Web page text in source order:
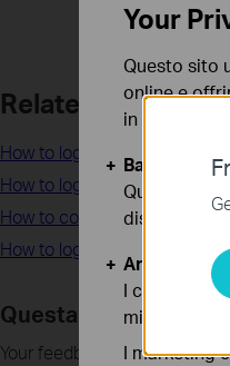
Related FAQs
How to log in to web
How to log in to web
How to configure Parental
How to log in your ISP-
Questa faq è utile?
Your feedback helps
Your
Questo sito
online e
in
Basic
Questi
disattivati
Analytics e
I cookies
migliorarne
I marketing